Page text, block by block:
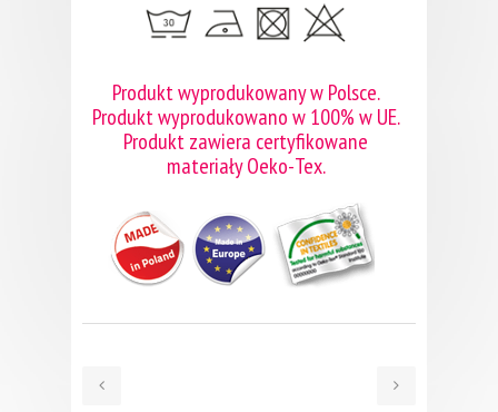
Produkt wyprodukowany w Polsce.
Produkt wyprodukowano w 100% w UE.
Produkt zawiera certyfikowane
materiały Oeko-Tex.